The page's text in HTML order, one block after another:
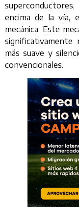
encima de la vía,
mecánica. Este
significativamente
más suave y
convencionales.